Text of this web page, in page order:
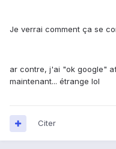
Je verrai comment ça se
ar contre, j'ai "ok google"
maintenant... étrange lol
Citer